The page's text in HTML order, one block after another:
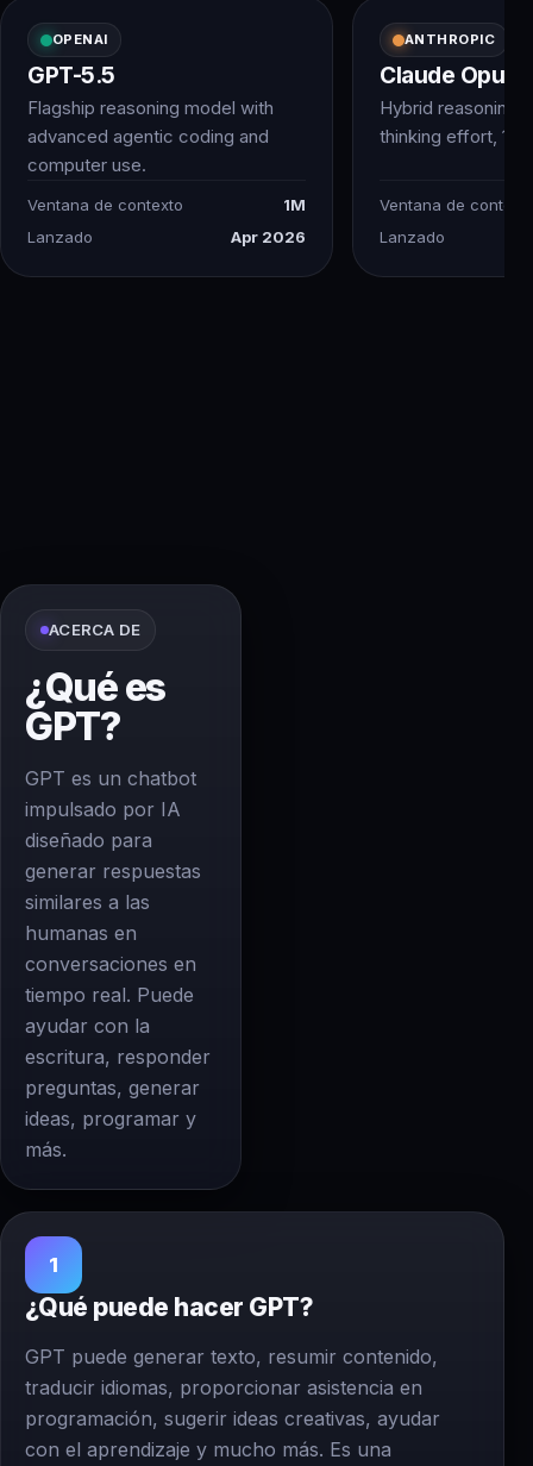
OPENAI
GPT-5.5
Flagship reasoning model with
advanced agentic coding and
computer use.
Ventana de contexto
1M
Lanzado
Apr 2026
ANTHROPIC
Claude Opus
Hybrid reasoning
thinking effort, 1M
Ventana de
Lanzado
ACERCA DE
¿Qué es
GPT?
GPT es un chatbot
impulsado por IA
diseñado para
generar respuestas
similares a las
humanas en
conversaciones en
tiempo real. Puede
ayudar con la
escritura, responder
preguntas, generar
ideas, programar y
más.
1
¿Qué puede hacer GPT?
GPT puede generar texto, resumir contenido,
traducir idiomas, proporcionar asistencia en
programación, sugerir ideas creativas, ayudar
con el aprendizaje y mucho más. Es una